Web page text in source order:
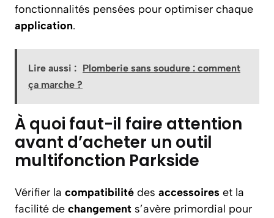
fonctionnalités pensées pour optimiser chaque
application.
Lire aussi : Plomberie sans soudure : comment
ça marche ?
À quoi faut-il faire attention
avant d’acheter un outil
multifonction Parkside
Vérifier la compatibilité des accessoires et la
facilité de changement s’avère primordial pour